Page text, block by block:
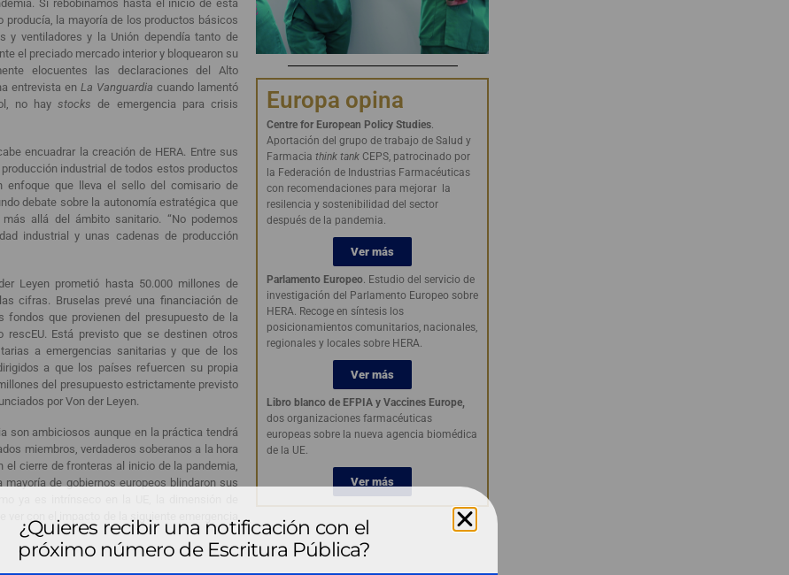
Si rebobinamos hasta el inicio de esta
producía, la mayoría de los productos básicos
y ventiladores y la Unión dependía tanto de
el preciado mercado interior y bloquearon su
elocuentes las declaraciones del Alto
entrevista en La Vanguardia cuando lamentó
no haystocks de emergencia para crisis
encuadrar la creación de HERA. Entre sus
industrial de todos estos productos
enfoque que lleva el sello del comisario de
debate sobre la autonomía estratégica que
allá del ámbito sanitario. “No podemos
industrial y unas cadenas de producción
Leyen prometió hasta 50.000 millones de
cifras. Bruselas prevé una financiación de
fondos que provienen del presupuesto de la
rescEU. Está previsto que se destinen otros
a emergencias sanitarias y que de los
a que los países refuercen su propia
del presupuesto estrictamente previsto
por Von der Leyen.
son ambiciosos aunque en la práctica tendrá
miembros, verdaderos soberanos a la hora
el cierre de fronteras al inicio de la pandemia,
de gobiernos europeos blindaron sus
ya es intrínseco en la UE, la dimensión de
ver con el impacto de la siguiente emergencia
Europa opina
Centre for European Policy Studies
Aportación del grupo de trabajo de Salud y
Farmacia think tank CEPS, patrocinado por
la Federación de Industrias Farmacéuticas
con recomendaciones para mejorar la
resilencia y sostenibilidad del sector
después de la pandemia.
Ver más
Parlamento Europeo . Estudio del servicio de
investigación del Parlamento Europeo sobre
HERA. Recoge en síntesis los
posicionamientos comunitarios, nacionales,
regionales y locales sobre HERA.
Ver más
Libro blanco de EFPIA y Vaccines Europe,
dos organizaciones farmacéuticas
europeas sobre la nueva agencia biomédica
de la UE.
Ver más
¿Quieres recibir una notificación con el
próximo número de Escritura Pública?